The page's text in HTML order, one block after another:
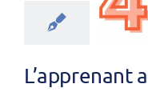
L’apprenant